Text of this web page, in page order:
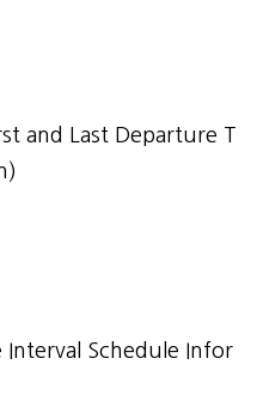
and Last Departure T
Interval Schedule Infor